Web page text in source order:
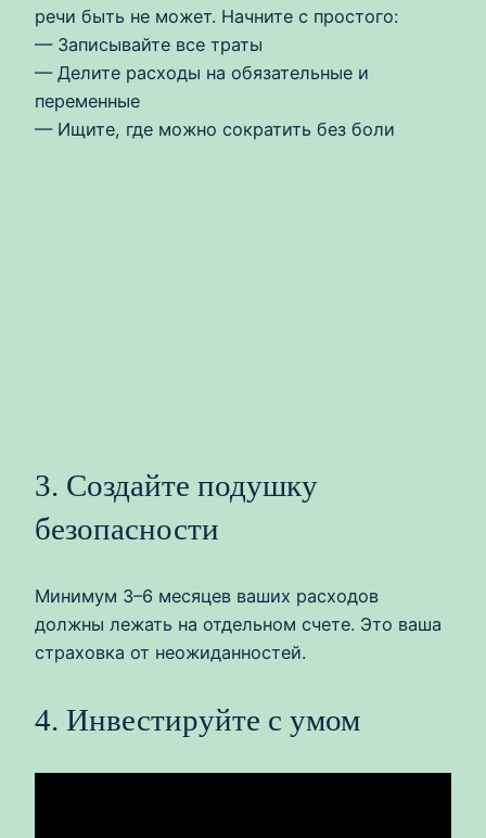
речи быть не может. Начните с простого:
— Записывайте все траты
— Делите расходы на обязательные и
переменные
— Ищите, где можно сократить без боли
3. Создайте подушку
безопасности
Минимум 3–6 месяцев ваших расходов
должны лежать на отдельном счете. Это ваша
страховка от неожиданностей.
4. Инвестируйте с умом